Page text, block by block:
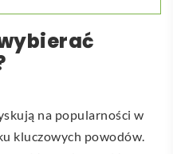
na popularności w
kluczowych powodów.